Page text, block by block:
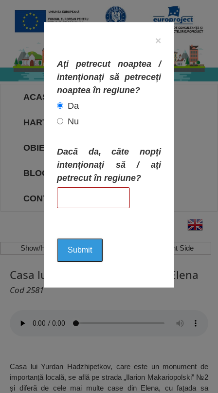
ACASA
HARTA OBIECTIVELOR
OBIECTIVE
BLOG
CONTACT
Show/Hide Left Side Show/Hide Right Side
Casa lui Yurdan Hadzhipetkov, Elena
Cod 2581
Casa lui Yurdan Hadzhipetkov, care este un monument de
importanță locală, se află pe strada „Ilarion Makariopolski” №2
și diferă de cele mai multe case din Elena, cu fațada sa
×
Ați petrecut noaptea /
intenționați să petreceți
noaptea în regiune?
Da
Nu
Dacă da, câte nopți
intenționați să / ați
petrecut în regiune?